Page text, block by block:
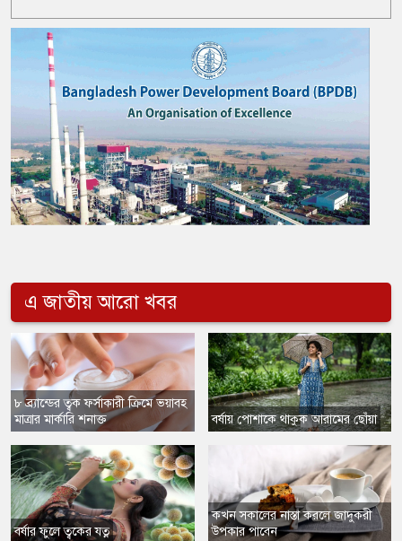
এ জাতীয় আরো খবর
৮ ব্র্যান্ডের ত্বক ফর্সাকারী ক্রিমে ভয়াবহ
মাত্রার মার্কারি শনাক্ত
বর্ষার ফুলে ত্বকের যত্ন
বর্ষায় পোশাকে থাকুক আরামের ছোঁয়া
কখন সকালের নাস্তা করলে জাদুকরী
উপকার পাবেন